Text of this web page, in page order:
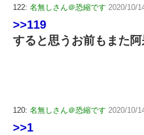
122: 名無しさん＠恐縮です 2020/10/
>>119
すると思うお前もまた阿
120: 名無しさん＠恐縮です 2020/10/
>>1